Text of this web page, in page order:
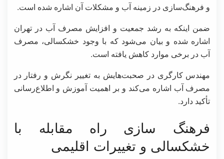
و فرهنگ‌سازی در زمینه آب و مشکلات آن اشاره شده است.
ضمن اینکه به رشد جمعیت و افزایش مصرف آب در تهران
اشاره شده و بیان می‌شود که با وجود خشکسالی، مصرف
آب در برخی موارد کاهش یافته است.
مهندس کارگری در صحبت‌هایش به تغییر نگرش و رفتار در
مصرف آب اشاره می‌کند و بر اهمیت آموزش و اطلاع‌رسانی
تأکید دارد.
فرهنگ سازی راه مقابله با
خشکسالی و تغییرات اقلیمی